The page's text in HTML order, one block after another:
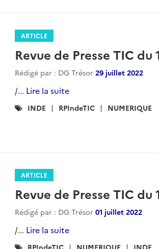
ARTICLE
Revue de Presse TIC
Rédigé par : DG Trésor 29 juillet 2022
/... Lire la suite
Catégories
INDE RPIndeTIC NUMERIQUE
ARTICLE
Revue de Presse TIC du
Rédigé par : DG Trésor 01 juillet 2022
/... Lire la suite
Catégories
RPIndeTIC NUMERIQUE INDE